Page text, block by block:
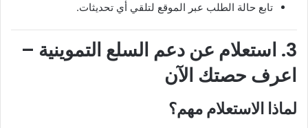
تابع حالة الطلب عبر الموقع لتلقي أي تحديثات.
3. استعلام عن دعم السلع التموينية –
اعرف حصتك الآن
لماذا الاستعلام مهم؟